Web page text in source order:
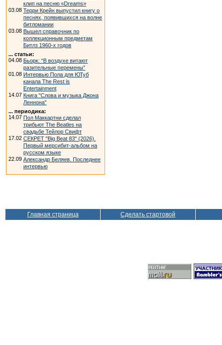
клип на песню «Dreams»
03.08 Терри Крейн выпустил книгу о
песнях, появившихся на волне
битломании
03.08 Вышел справочник по
коллекционным предметам
Битлз 1960-х годов
... статьи:
04.08 Бьорк: “В воздухе витают
разительные перемены”
01.08 Интервью Пола для ЮТуб
канала The Rest is
Entertainment
14.07 Книга "Слова и музыка Джона
Леннона"
... периодика:
14.07 Пол Маккартни сделал
трибьют The Beatles на
свадьбе Тейлор Свифт
17.02 СЕКРЕТ "Big Beat 83" (2026).
Первый мерсибит-альбом на
русском языке
22.09 Александр Беляев. Последнее
интервью
Главная страница Сделать стартовой